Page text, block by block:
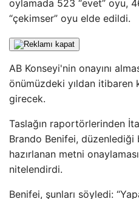
oylamada 523 “evet” oyu,
“çekimser” oyu elde edildi.
AB Konseyi'nin onayını
önümüzdeki yıldan
girecek.
Taslağın raportörlerinden
Brando Benifei, düzenlediği
hazırlanan metni
nitelendirdi.
Benifei, şunları söyledi: